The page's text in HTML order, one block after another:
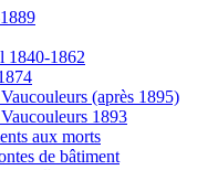
1840-1862
(après 1895)
1893
aux morts
de bâtiment